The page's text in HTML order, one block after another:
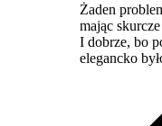
Żaden
mając
I dobrze, bo
elegancko